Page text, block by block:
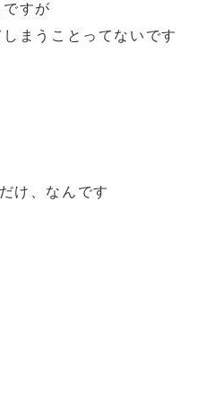
すが
まうことってないです
け、なんです